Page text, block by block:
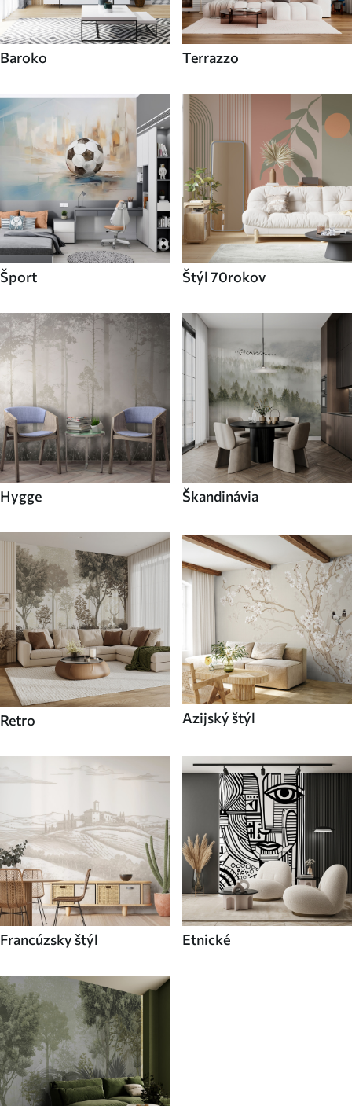
Baroko Terrazzo
Šport Štýl 70rokov
Hygge Škandinávia
Retro Azijský štýl
Francúzsky štýl Etnické